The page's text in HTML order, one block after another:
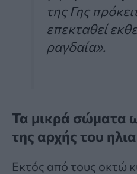
της Γης
επεκταθεί
ραγδαία».
Τα μικρά σώματα
της αρχής του
Εκτός από τους οκτώ